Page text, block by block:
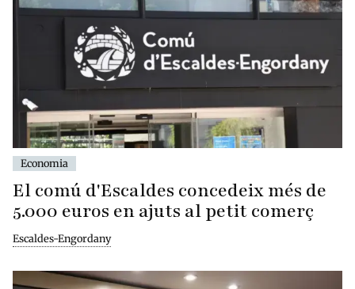
Economia
El comú d'Escaldes concedeix més de
5.000 euros en ajuts al petit comerç
Escaldes-Engordany